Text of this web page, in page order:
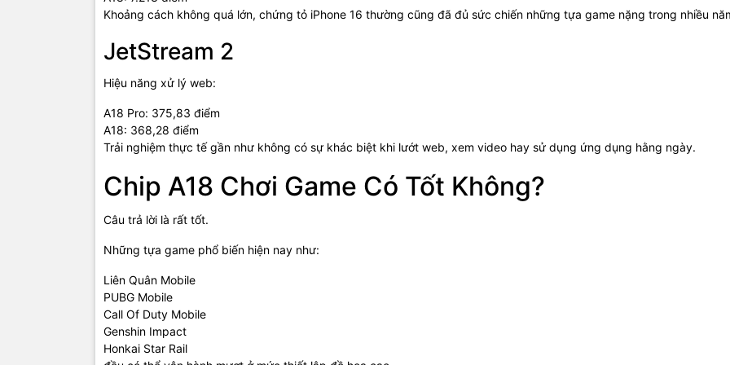
Khoảng cách không quá lớn, chứng tỏ iPhone 16 thường cũng đã đủ sức chiến những tựa game nặng trong nhiều
JetStream 2
Hiệu năng xử lý web:
A18 Pro: 375,83 điểm
A18: 368,28 điểm
Trải nghiệm thực tế gần như không có sự khác biệt khi lướt web, xem video hay sử dụng ứng dụng hằng ngày.
Chip A18 Chơi Game Có Tốt Không?
Câu trả lời là rất tốt.
Những tựa game phổ biến hiện nay như:
Liên Quân Mobile
PUBG Mobile
Call Of Duty Mobile
Genshin Impact
Honkai Star Rail